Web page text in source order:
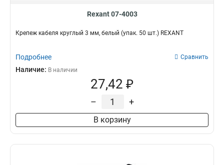
Rexant 07-4003
Крепеж кабеля круглый 3 мм, белый (упак. 50 шт.) REXANT
Подробнее Сравнить
Наличие: В наличии
27,42 ₽
– +
В корзину